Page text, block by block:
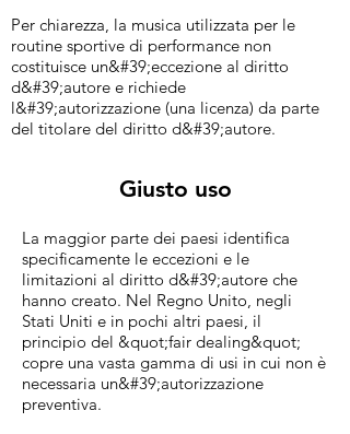
Per chiarezza, la musica utilizzata per le
routine sportive di performance non
costituisce un&#39;eccezione al diritto
d&#39;autore e richiede
l&#39;autorizzazione (una licenza) da parte
del titolare del diritto d&#39;autore.
Giusto uso
La maggior parte dei paesi identifica
specificamente le eccezioni e le
limitazioni al diritto d&#39;autore che
hanno creato. Nel Regno Unito, negli
Stati Uniti e in pochi altri paesi, il
principio del &quot;fair dealing&quot;
copre una vasta gamma di usi in cui non è
necessaria un&#39;autorizzazione
preventiva.